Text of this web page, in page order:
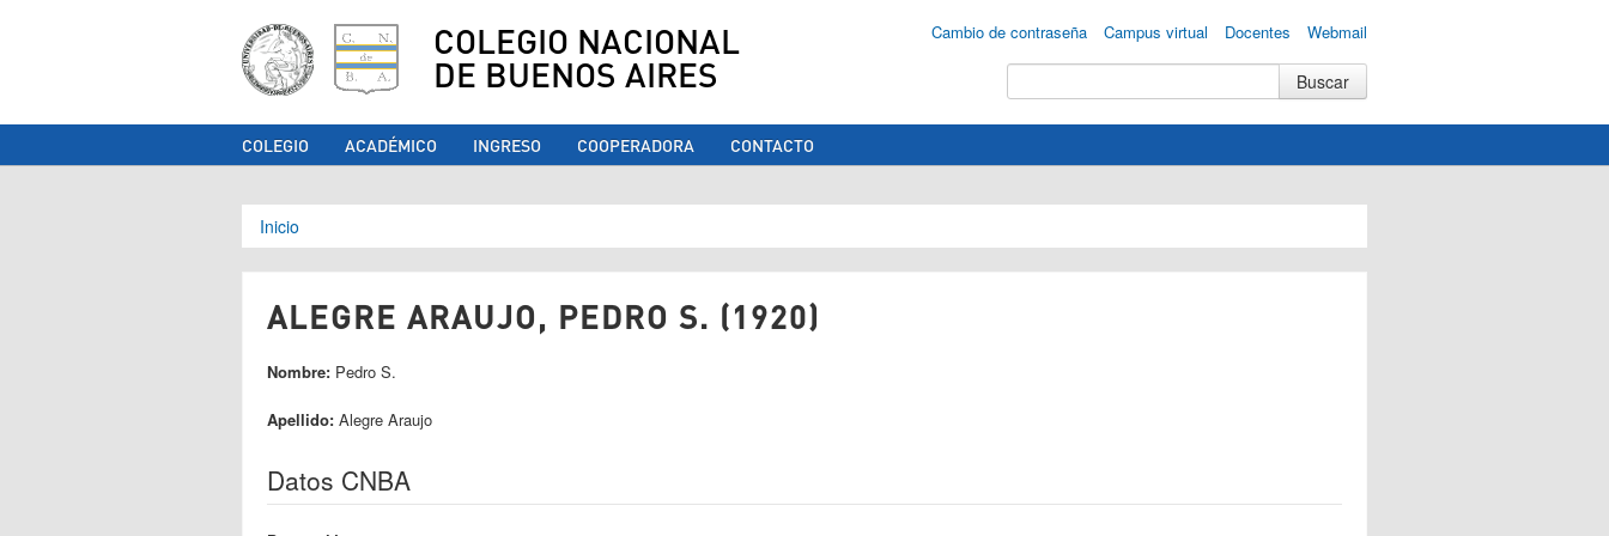
COLEGIO NACIONAL
DE BUENOS AIRES
Cambio de contraseña Campus virtual Docentes Webmail
COLEGIO ACADÉMICO INGRESO COOPERADORA CONTACTO
Se encuentra usted aquí
Inicio
ALEGRE ARAUJO, PEDRO S. (1920)
Nombre: Pedro S.
Apellido: Alegre Araujo
Datos CNBA